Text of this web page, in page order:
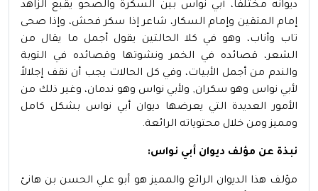
ديوانه مختلفا، أبي نواس بين السكرة والصحو يقبع الزاهد
إمام المتقين وإمام السكار، شاعر إذا سكر فحش، وإذا صحى
تاب وأناب، وهو في كلا الحالتين يقول أجمل ما يقال من
الشعر، قصائده في الخمر ونشوتها وقصائده في التوبة
والندم من أجمل الأبيات، وفي كل الحالات يجب أن نقف إجلالاً
لأبي نواس وهو سكران, ولأبي نواس وهو ندمان، وغير ذلك من
الأمور العديدة التي يعرضها ديوان أبي نواس بشكل كامل
ومميز ومن خلال محتوياته الرائعة.
نبذة عن مؤلف ديوان أبي نواس:
مؤلف هذا الديوان الرائع والمميز هو أبو علي الحسن بن هانئ